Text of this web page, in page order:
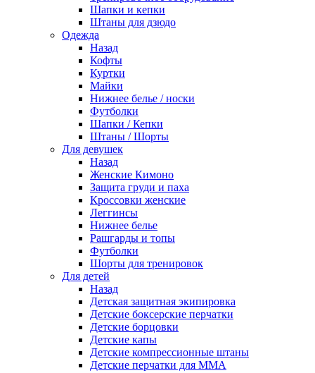
Шапки и кепки
Штаны для дзюдо
Одежда
Назад
Кофты
Куртки
Майки
Нижнее белье / носки
Футболки
Шапки / Кепки
Штаны / Шорты
Для девушек
Назад
Женские Кимоно
Защита груди и паха
Кроссовки женские
Леггинсы
Нижнее белье
Рашгарды и топы
Футболки
Шорты для тренировок
Для детей
Назад
Детская защитная экипировка
Детские боксерские перчатки
Детские борцовки
Детские капы
Детские компрессионные штаны
Детские перчатки для ММА